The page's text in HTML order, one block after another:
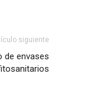
siguiente
de envases